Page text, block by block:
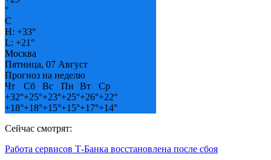
°
C
H: +33°
L: +21°
Москва
Пятница, 07 Август
Прогноз на неделю
Чт
Сб Вс Пн Вт
Ср
+32°+25°+23°+25°+26°+22°
+18°+18°+15°+15°+17°+14°
Сейчас смотрят:
Работа сервисов Т-Банка восстановлена после сбоя